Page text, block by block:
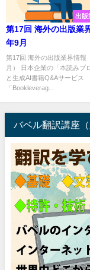
出
第17回 海外の出版業
年9月
第17回 海外の出版業界情報
月） 日本企業の「本読みプ
と生成AI書籍Q&Aサービス
「Bookleverag...
バベル翻訳講座